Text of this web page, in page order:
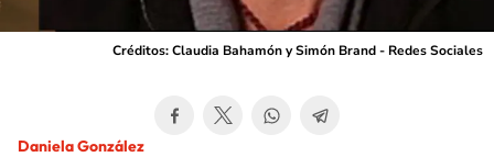
Créditos: Claudia Bahamón y Simón Brand - Redes Sociales
Daniela González